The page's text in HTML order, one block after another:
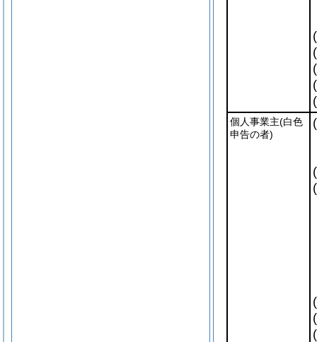
個人事業主(白色
申告の者)